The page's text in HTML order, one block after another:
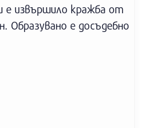
е извършило кражба от
Образувано е досъдебно